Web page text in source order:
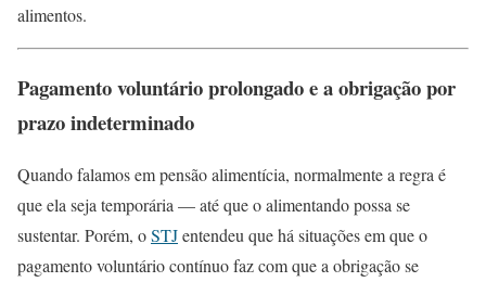
alimentos.
Pagamento voluntário prolongado e a obrigação por
prazo indeterminado
Quando falamos em pensão alimentícia, normalmente a regra é
que ela seja temporária — até que o alimentando possa se
sustentar. Porém, oSTJentendeu que há situações em que o
pagamento voluntário contínuo faz com que a obrigação se